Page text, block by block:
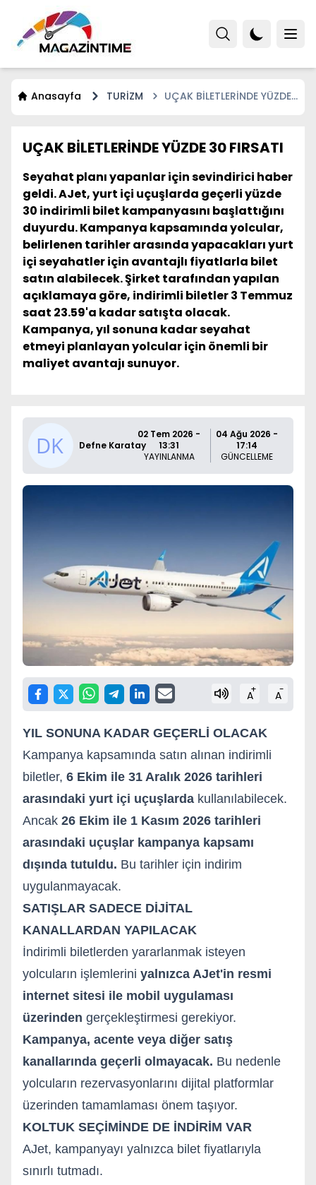
Anasayfa TURİZM
UÇAK BİLETLERİNDE YÜZDE
UÇAK BİLETLERİNDE YÜZDE 30 FIRSATI
Seyahat planı yapanlar için sevindirici haber
geldi. AJet, yurt içi uçuşlarda geçerli yüzde
30 indirimli bilet kampanyasını başlattığını
duyurdu. Kampanya kapsamında yolcular,
belirlenen tarihler arasında yapacakları yurt
içi seyahatler için avantajlı fiyatlarla bilet
satın alabilecek. Şirket tarafından yapılan
açıklamaya göre, indirimli biletler 3 Temmuz
saat 23.59'a kadar satışta olacak.
Kampanya, yıl sonuna kadar seyahat
etmeyi planlayan yolcular için önemli bir
maliyet avantajı sunuyor.
Defne Karatay
02 Tem 2026 -
13:31
YAYINLANMA
04 Ağu 2026 -
17:14
GÜNCELLEME
A+ A-
YIL SONUNA KADAR GEÇERLİ OLACAK
Kampanya kapsamında satın alınan indirimli
biletler, 6 Ekim ile 31 Aralık 2026 tarihleri
arasındaki yurt içi uçuşlarda kullanılabilecek.
Ancak 26 Ekim ile 1 Kasım 2026 tarihleri
arasındaki uçuşlar kampanya kapsamı
dışında tutuldu. Bu tarihler için indirim
uygulanmayacak.
SATIŞLAR SADECE DİJİTAL
KANALLARDAN YAPILACAK
İndirimli biletlerden yararlanmak isteyen
yolcuların işlemlerini yalnızca AJet'in resmi
internet sitesi ile mobil uygulaması
üzerinden gerçekleştirmesi gerekiyor.
Kampanya, acente veya diğer satış
kanallarında geçerli olmayacak. Bu nedenle
yolcuların rezervasyonlarını dijital platformlar
üzerinden tamamlaması önem taşıyor.
KOLTUK SEÇİMİNDE DE İNDİRİM VAR
AJet, kampanyayı yalnızca bilet fiyatlarıyla
sınırlı tutmadı.